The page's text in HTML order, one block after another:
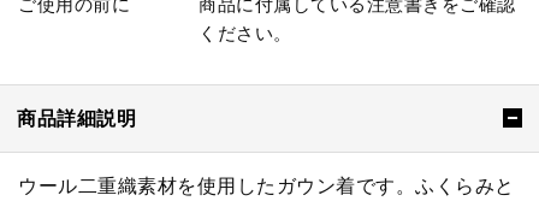
ください。
商品詳細説明
ウール二重織素材を使用したガウン着です。ふくらみと